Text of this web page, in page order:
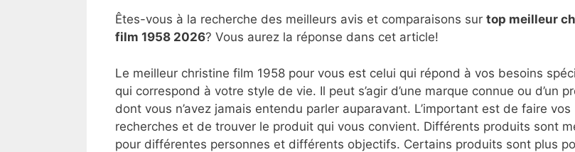
Êtes-vous à la recherche des meilleurs avis et comparaisons sur top meilleur
film 1958 2026? Vous aurez la réponse dans cet article!
Le meilleur christine film 1958 pour vous est celui qui répond à vos besoins
qui correspond à votre style de vie. Il peut s’agir d’une marque connue ou d’un
dont vous n’avez jamais entendu parler auparavant. L’important est de faire vos
recherches et de trouver le produit qui vous convient. Différents produits sont
pour différentes personnes et différents objectifs. Certains produits sont plus